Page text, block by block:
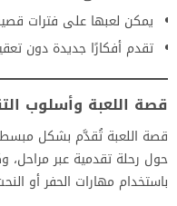
يمكن لعبها على فترات
تقدم أفكارًا جديدة دون
قصة اللعبة وأسلوب
قصة اللعبة تُقدَّم بشكل
حول رحلة تقدمية عبر مراحل،
باستخدام مهارات الحفر أو